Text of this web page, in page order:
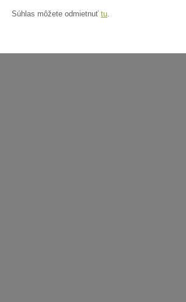
Súhlas môžete odmietnuť tu.